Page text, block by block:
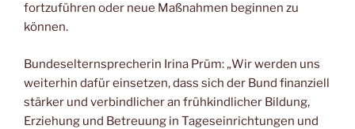
fortzuführen oder neue Maßnahmen beginnen zu
können.
Bundeselternsprecherin Irina Prüm: „Wir werden uns
weiterhin dafür einsetzen, dass sich der Bund finanziell
stärker und verbindlicher an frühkindlicher Bildung,
Erziehung und Betreuung in Tageseinrichtungen und